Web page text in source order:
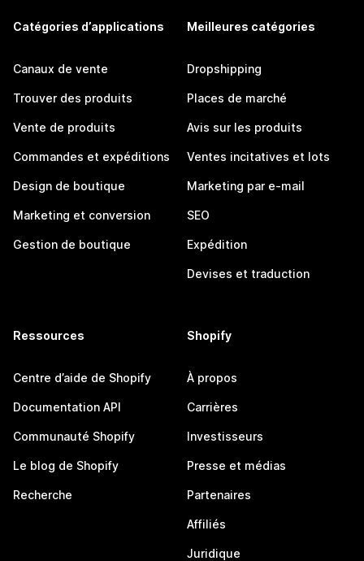
Catégories d’applications
Canaux de vente
Trouver des produits
Vente de produits
Commandes et expéditions
Design de boutique
Marketing et conversion
Gestion de boutique
Meilleures catégories
Dropshipping
Places de marché
Avis sur les produits
Ventes incitatives et lots
Marketing par e-mail
SEO
Expédition
Devises et traduction
Ressources
Centre d’aide de Shopify
Documentation API
Communauté Shopify
Le blog de Shopify
Recherche
Shopify
À propos
Carrières
Investisseurs
Presse et médias
Partenaires
Affiliés
Juridique